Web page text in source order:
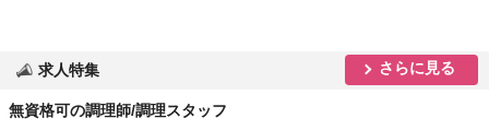
求人特集 さらに見る
無資格可の調理師/調理スタッフ